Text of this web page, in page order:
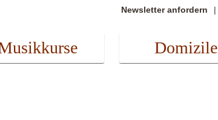
Newsletter anfordern
Domizile